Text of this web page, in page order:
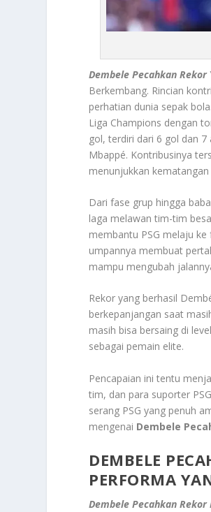
Dembele Pecahkan Rekor
Berkembang. Rincian
perhatian dunia sepak
Liga Champions dengan
gol, terdiri dari 6 gol dan
Mbappé. Kontribusinya
menunjukkan
Dari fase grup hingga
laga melawan tim-tim
membantu PSG melaju
umpannya membuat
mampu mengubah
Rekor yang berhasil
berkepanjangan saat
masih bisa bersaing di
sebagai pemain elite.
Pencapaian ini tentu
tim, dan para suporter
serang PSG yang penuh
mengenai Dembele
DEMBELE
PERFORMA
Dembele Pecahkan